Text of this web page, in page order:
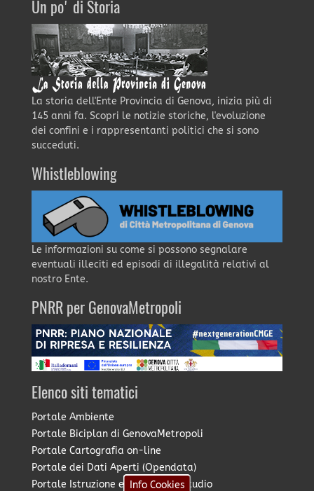
Un po' di Storia
La storia dell'Ente Provincia di Genova, inizia più di
145 anni fa. Scopri le notizie storiche, l'evoluzione
dei confini e i rappresentanti politici che si sono
succeduti.
Whistleblowing
Le informazioni su come si possono segnalare
eventuali illeciti ed episodi di illegalità relativi al
nostro Ente.
PNRR per GenovaMetropoli
Elenco siti tematici
Portale Ambiente
Portale Biciplan di GenovaMetropoli
Portale Cartografia on-line
Portale dei Dati Aperti (Opendata)
Portale Istruzione e Diritto allo Studio
Info Cookies